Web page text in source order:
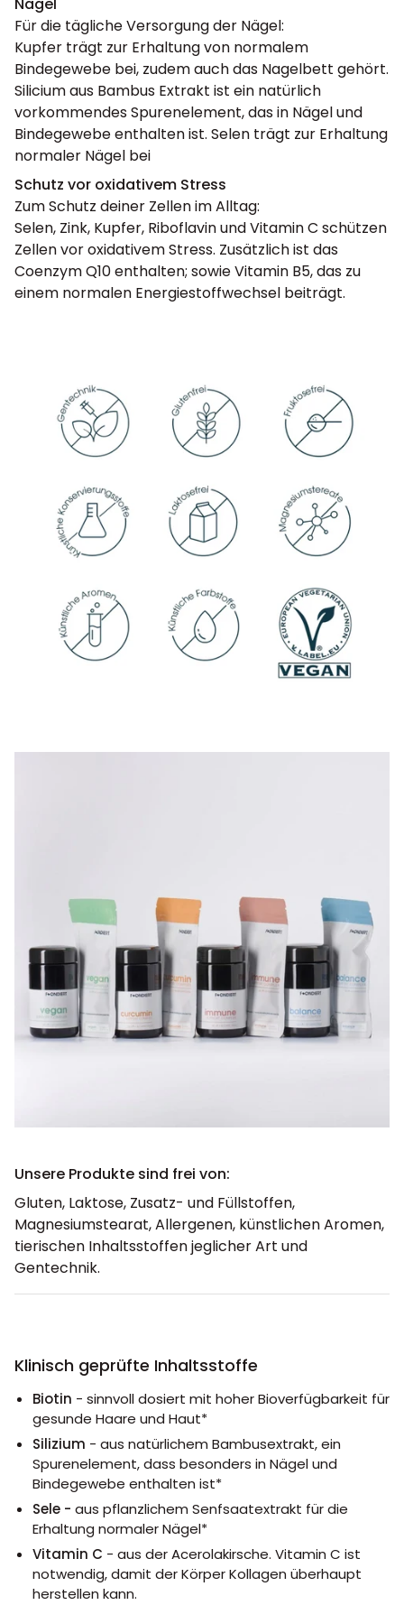
Für die tägliche Versorgung der Nägel:
Kupfer trägt zur Erhaltung von normalem
Bindegewebe bei, zudem auch das Nagelbett gehört.
Silicium aus Bambus Extrakt ist ein natürlich
vorkommendes Spurenelement, das in Nägel und
Bindegewebe enthalten ist. Selen trägt zur Erhaltung
normaler Nägel bei
Schutz vor oxidativem Stress
Zum Schutz deiner Zellen im Alltag:
Selen, Zink, Kupfer, Riboflavin und Vitamin C schützen
Zellen vor oxidativem Stress. Zusätzlich ist das
Coenzym Q10 enthalten; sowie Vitamin B5, das zu
einem normalen Energiestoffwechsel beiträgt.
Unsere Produkte sind frei von:
Gluten, Laktose, Zusatz- und Füllstoffen,
Magnesiumstearat, Allergenen, künstlichen Aromen,
tierischen Inhaltsstoffen jeglicher Art und
Gentechnik.
Klinisch geprüfte Inhaltsstoffe
Biotin - sinnvoll dosiert mit hoher Bioverfügbarkeit für
gesunde Haare und Haut*
Silizium - aus natürlichem Bambusextrakt, ein
Spurenelement, dass besonders in Nägel und
Bindegewebe enthalten ist*
Sele - aus pflanzlichem Senfsaatextrakt für die
Erhaltung normaler Nägel*
Vitamin C - aus der Acerolakirsche. Vitamin C ist
notwendig, damit der Körper Kollagen überhaupt
herstellen kann.